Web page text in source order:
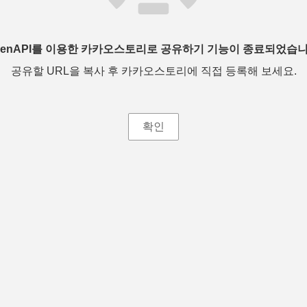
를 이용한 카카오스토리로 공유하기 기능이 종료되었습
공유할 URL을 복사 후 카카오스토리에 직접 등록해 보세요.
확인